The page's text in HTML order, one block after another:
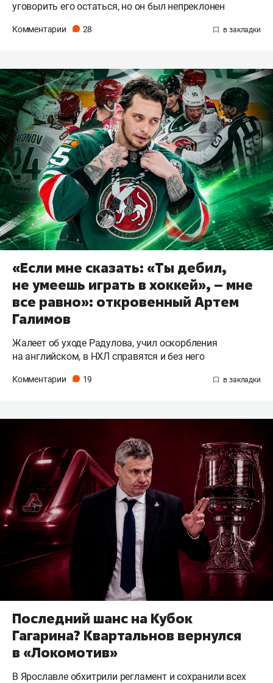
уговорить его остаться, но он был непреклонен
Комментарии 28
«Если мне сказать: «Ты дебил,
не умеешь играть в хоккей», – мне
все равно»: откровенный Артем
Галимов
Жалеет об уходе Радулова, учил оскорбления
на английском, в НХЛ справятся и без него
Комментарии 19
Последний шанс на Кубок
Гагарина? Квартальнов вернулся
в «Локомотив»
В Ярославле обхитрили регламент и сохранили всех